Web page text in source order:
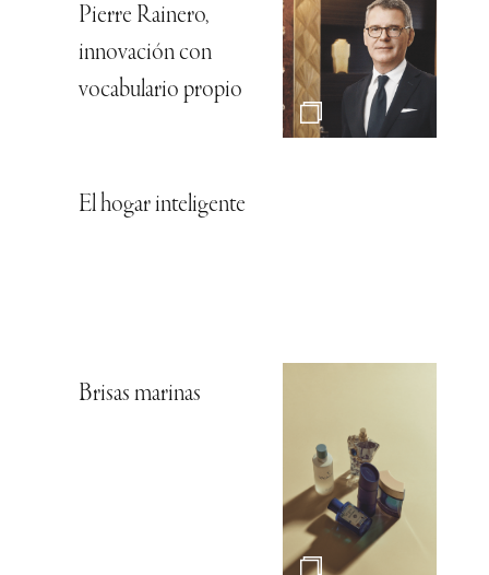
Pierre Rainero,
innovación con
vocabulario propio
El hogar inteligente
Brisas marinas